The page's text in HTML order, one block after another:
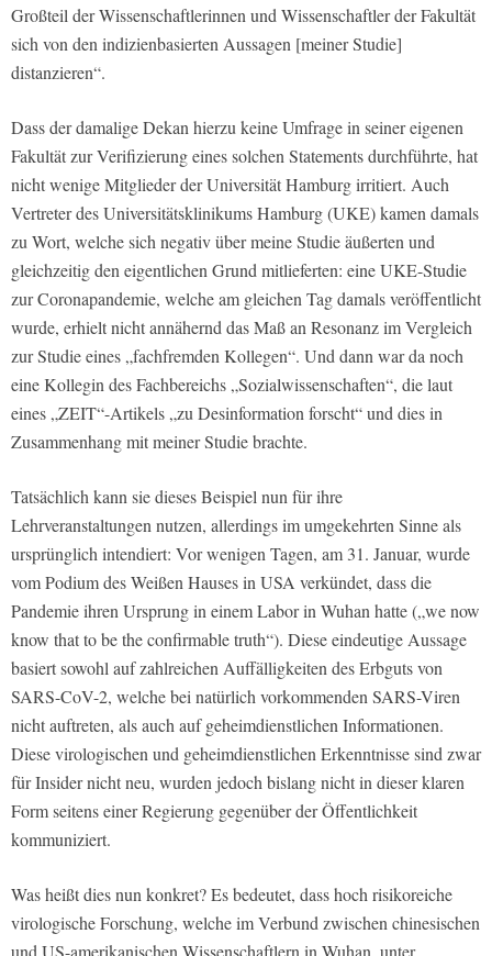
Großteil der Wissenschaftlerinnen und Wissenschaftler der Fakultät
sich von den indizienbasierten Aussagen [meiner Studie]
distanzieren“.
Dass der damalige Dekan hierzu keine Umfrage in seiner eigenen
Fakultät zur Verifizierung eines solchen Statements durchführte, hat
nicht wenige Mitglieder der Universität Hamburg irritiert. Auch
Vertreter des Universitätsklinikums Hamburg (UKE) kamen damals
zu Wort, welche sich negativ über meine Studie äußerten und
gleichzeitig den eigentlichen Grund mitlieferten: eine UKE-Studie
zur Coronapandemie, welche am gleichen Tag damals veröffentlicht
wurde, erhielt nicht annähernd das Maß an Resonanz im Vergleich
zur Studie eines „fachfremden Kollegen“. Und dann war da noch
eine Kollegin des Fachbereichs „Sozialwissenschaften“, die laut
eines „ZEIT“-Artikels „zu Desinformation forscht“ und dies in
Zusammenhang mit meiner Studie brachte.
Tatsächlich kann sie dieses Beispiel nun für ihre
Lehrveranstaltungen nutzen, allerdings im umgekehrten Sinne als
ursprünglich intendiert: Vor wenigen Tagen, am 31. Januar, wurde
vom Podium des Weißen Hauses in USA verkündet, dass die
Pandemie ihren Ursprung in einem Labor in Wuhan hatte („we now
know that to be the confirmable truth“). Diese eindeutige Aussage
basiert sowohl auf zahlreichen Auffälligkeiten des Erbguts von
SARS-CoV-2, welche bei natürlich vorkommenden SARS-Viren
nicht auftreten, als auch auf geheimdienstlichen Informationen.
Diese virologischen und geheimdienstlichen Erkenntnisse sind zwar
für Insider nicht neu, wurden jedoch bislang nicht in dieser klaren
Form seitens einer Regierung gegenüber der Öffentlichkeit
kommuniziert.
Was heißt dies nun konkret? Es bedeutet, dass hoch risikoreiche
virologische Forschung, welche im Verbund zwischen chinesischen